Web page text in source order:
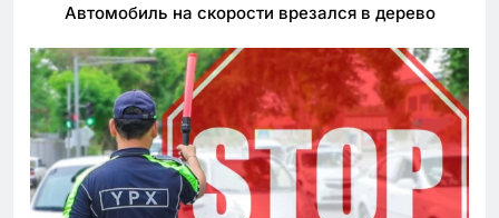
Автомобиль на скорости врезался в дерево